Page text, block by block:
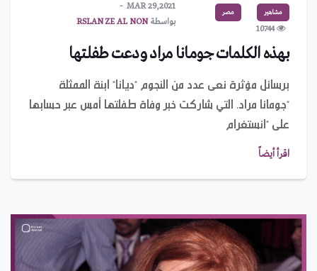
مشاهير مصر
10744
MAR 29,2021
بواسطةRSLAN ZE AL NON
بهذه الكلمات جومانا مراد ودعت طفلتها
برسائل مؤثرة نعى عدد من النجوم "ديانا" ابنة الممثلة
"جومانا مراد، التي شاركت خبر وفاة طفلتها أمس عبر حسابها
على "انستغرام
اقرأ أيضاً